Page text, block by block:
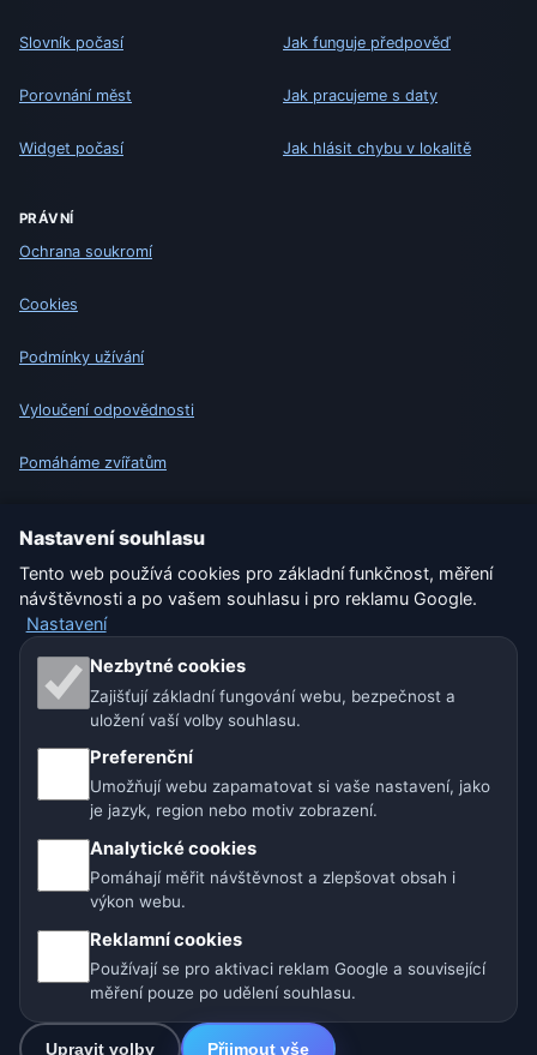
Slovník počasí
Porovnání měst
Widget počasí
Jak funguje předpověď
Jak pracujeme s daty
Jak hlásit chybu v lokalitě
PRÁVNÍ
Ochrana soukromí
Cookies
Podmínky užívání
Vyloučení odpovědnosti
Pomáháme zvířatům
Nastavení
Naše weby o počasí:
🇨🇿 Česko 🇭🇷 Chorvatsko 🇧🇬 Bulharsko
🇩🇪🇦🇹🇨🇭 Německo / Rakousko / Švýcarsko
🌎 Latinská Amerika a Španělsko
🇮🇳 Jižní a jihovýchodní Asie
Provozovatel: Spolek Minizoo.cz z.s. | IČO: 21135550 |
info@pocasi.online
© 2026 Počasí Online · Meteorologická data: MET Norway · Open-
Meteo. Výstrahy počasí: ČHMÚ.
Nastavení souhlasu
Tento web používá cookies pro základní funkčnost, měření
návštěvnosti a po vašem souhlasu i pro reklamu Google.
Nastavení
Nezbytné cookies
Zajišťují základní fungování webu, bezpečnost a
uložení vaší volby souhlasu.
Preferenční
Umožňují webu zapamatovat si vaše nastavení, jako
je jazyk, region nebo motiv zobrazení.
Analytické cookies
Pomáhají měřit návštěvnost a zlepšovat obsah i
výkon webu.
Reklamní cookies
Používají se pro aktivaci reklam Google a související
měření pouze po udělení souhlasu.
Upravit volby Přijmout vše